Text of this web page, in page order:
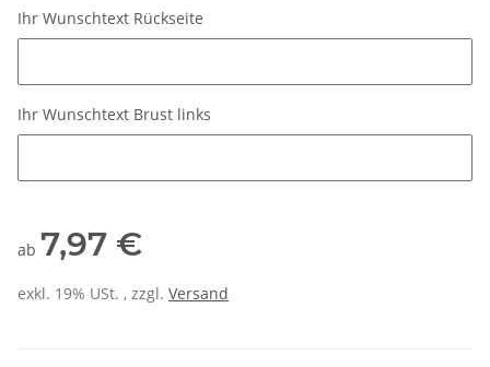
Ihr Wunschtext Rückseite
Ihr Wunschtext Brust links
ab 7,97 €
exkl. 19% USt. , zzgl. Versand